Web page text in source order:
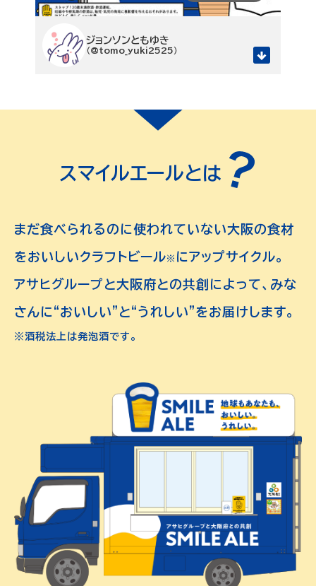
ジョンソンともゆき
（@tomo_yuki2525）
スマイルエールとは
まだ食べられるのに使われていない大阪の食材
をおいしいクラフトビール※ にアップサイクル。
アサヒグループと大阪府との共創によって、みな
さんに“おいしい”と“うれしい”をお届けします。
※酒税法上は発泡酒です。